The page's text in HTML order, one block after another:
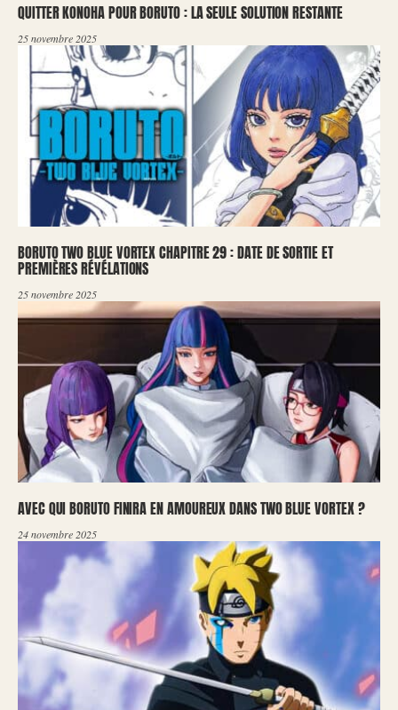
QUITTER KONOHA POUR BORUTO : LA SEULE SOLUTION RESTANTE
25 novembre 2025
BORUTO TWO BLUE VORTEX CHAPITRE 29 : DATE DE SORTIE ET
PREMIÈRES RÉVÉLATIONS
25 novembre 2025
AVEC QUI BORUTO FINIRA EN AMOUREUX DANS TWO BLUE VORTEX ?
24 novembre 2025